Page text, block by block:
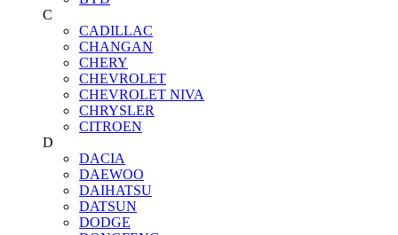
C
CADILLAC
CHANGAN
CHERY
CHEVROLET
CHEVROLET NIVA
CHRYSLER
CITROEN
D
DACIA
DAEWOO
DAIHATSU
DATSUN
DODGE